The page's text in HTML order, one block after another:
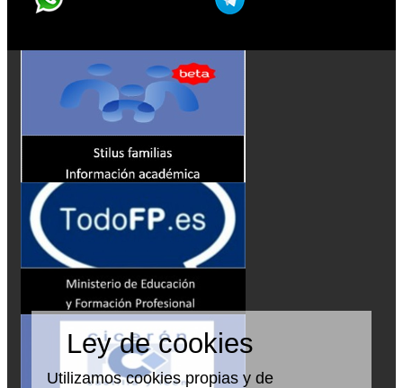
Ley de cookies
Utilizamos cookies propias y de